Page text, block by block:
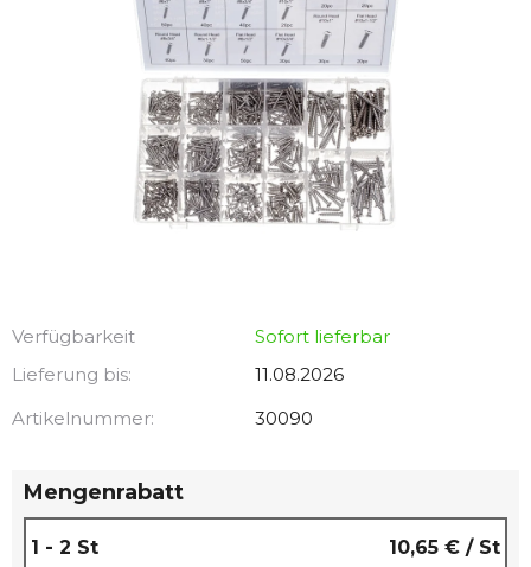
Verfügbarkeit
Sofort lieferbar
Lieferung bis:
11.08.2026
Artikelnummer:
30090
Mengenrabatt
1 - 2 St 10,65 € / St